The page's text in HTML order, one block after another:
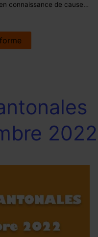
connaissance de cause…
2022